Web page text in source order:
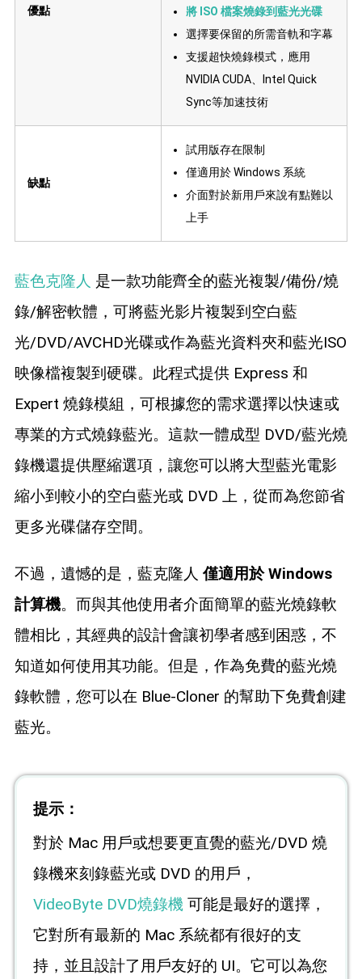
優點
將 ISO 檔案燒錄到藍光光碟
選擇要保留的所需音軌和字幕
支援超快燒錄模式，應用
NVIDIA CUDA、Intel Quick
Sync等加速技術
缺點
試用版存在限制
僅適用於 Windows 系統
介面對於新用戶來說有點難以
上手
藍色克隆人 是一款功能齊全的藍光複製/備份/燒
錄/解密軟體，可將藍光影片複製到空白藍
光/DVD/AVCHD光碟或作為藍光資料夾和藍光ISO
映像檔複製到硬碟。此程式提供 Express 和
Expert 燒錄模組，可根據您的需求選擇以快速或
專業的方式燒錄藍光。這款一體成型 DVD/藍光燒
錄機還提供壓縮選項，讓您可以將大型藍光電影
縮小到較小的空白藍光或 DVD 上，從而為您節省
更多光碟儲存空間。
不過，遺憾的是，藍克隆人 僅適用於 Windows
計算機。而與其他使用者介面簡單的藍光燒錄軟
體相比，其經典的設計會讓初學者感到困惑，不
知道如何使用其功能。但是，作為免費的藍光燒
錄軟體，您可以在 Blue-Cloner 的幫助下免費創建
藍光。
提示：
對於 Mac 用戶或想要更直覺的藍光/DVD 燒
錄機來刻錄藍光或 DVD 的用戶，
VideoByte DVD燒錄機 可能是最好的選擇，
它對所有最新的 Mac 系統都有很好的支
持，並且設計了用戶友好的 UI。它可以為您